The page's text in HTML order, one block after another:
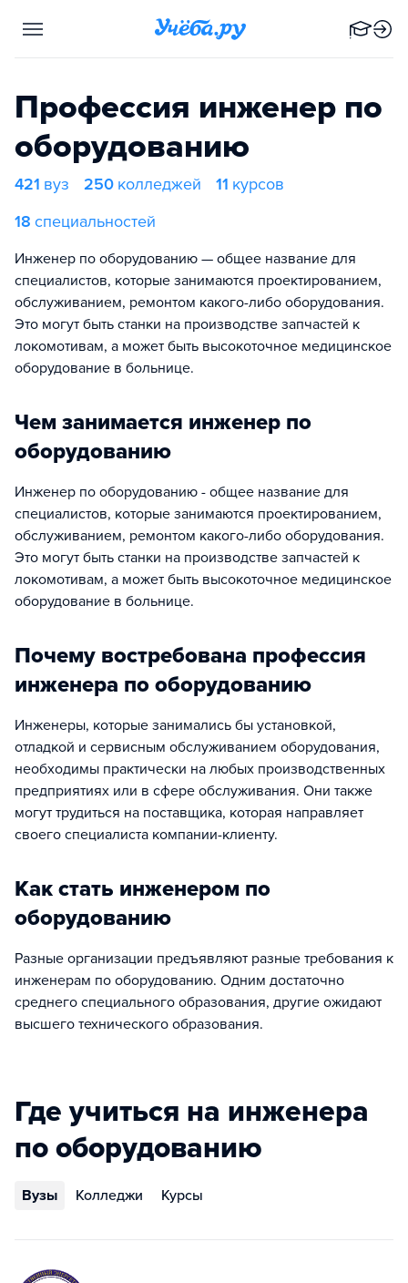
Профессия инженер по
оборудованию
421 вуз 250 колледжей 11 курсов
18 специальностей
Инженер по оборудованию — общее название для
специалистов, которые занимаются проектированием,
обслуживанием, ремонтом какого-либо оборудования.
Это могут быть станки на производстве запчастей к
локомотивам, а может быть высокоточное медицинское
оборудование в больнице.
Чем занимается инженер по
оборудованию
Инженер по оборудованию - общее название для
специалистов, которые занимаются проектированием,
обслуживанием, ремонтом какого-либо оборудования.
Это могут быть станки на производстве запчастей к
локомотивам, а может быть высокоточное медицинское
оборудование в больнице.
Почему востребована профессия
инженера по оборудованию
Инженеры, которые занимались бы установкой,
отладкой и сервисным обслуживанием оборудования,
необходимы практически на любых производственных
предприятиях или в сфере обслуживания. Они также
могут трудиться на поставщика, которая направляет
своего специалиста компании-клиенту.
Как стать инженером по
оборудованию
Разные организации предъявляют разные требования к
инженерам по оборудованию. Одним достаточно
среднего специального образования, другие ожидают
высшего технического образования.
Где учиться на инженера
по оборудованию
Вузы Колледжи Курсы